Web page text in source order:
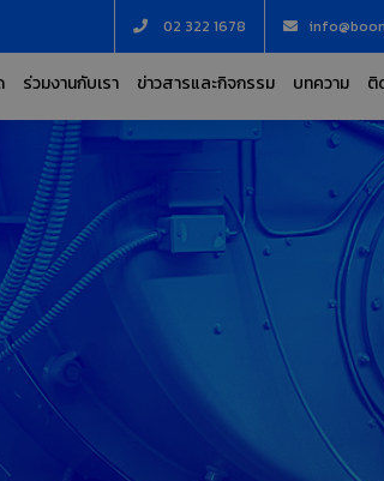
02 322 1678
ร่วมงานกับเรา ข่าวสารและกิจกรรม บทความ ติ